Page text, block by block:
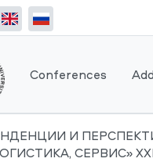
Conferences
И
СЕРВИС»